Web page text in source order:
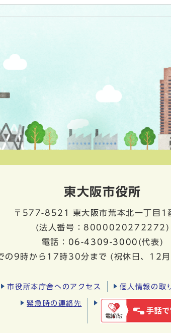
東大阪市役所
〒577-8521
東大阪市荒本北一丁目1
(法人番号：8000020272272)
電話： 06-4309-3000 (代表)
の9時から17時30分まで (祝休日、12
市役所本庁舎へのアクセス 個人情報の取
緊急時の連絡先